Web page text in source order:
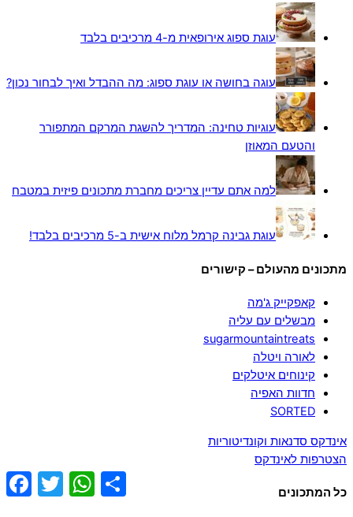
עוגת ספוג אירופאית מ-4 מרכיבים בלבד
עוגה בחושה או עוגת ספוג: מה ההבדל ואיך לבחור נכון?
עוגיות טחינה: המדריך להשגת המרקם המתפורר
והטעם המאוזן
למה אתם עדיין צריכים מחברת מתכונים פיזית במטבח
עוגת גבינה קרמל מלוח אישית ב-5 מרכיבים בלבד!
מתכונים מהעולם – קישורים
קאפקייק ג'מה
מבשלים עם עליה
sugarmountaintreats
לאורה ויטלה
קינוחים איטלקים
חדוות האפיה
SORTED
אינדקס סדנאות וקונדיטוריות
הצטרפות לאינדקס
כל המתכונים
Twitter
WhatsApp Share